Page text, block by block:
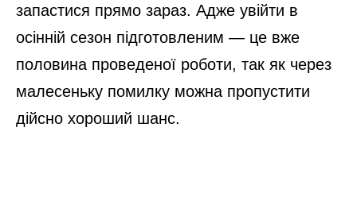
запастися прямо зараз. Адже увійти в
осінній сезон підготовленим — це вже
половина проведеної роботи, так як через
малесеньку помилку можна пропустити
дійсно хороший шанс.